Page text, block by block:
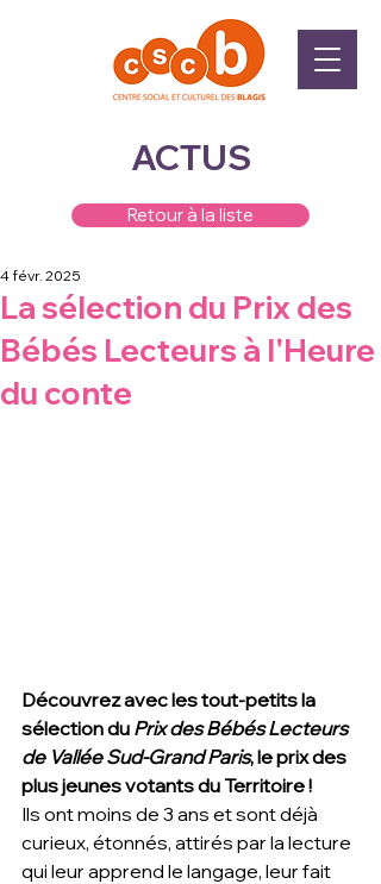
ACTUS
Retour à la liste
La sélection du Prix des
Bébés Lecteurs à l'Heure
du conte
4 févr. 2025
Découvrez avec les tout-petits la
sélection du Prix des Bébés Lecteurs
de Vallée Sud-Grand Paris, le prix des
plus jeunes votants du Territoire !
Ils ont moins de 3 ans et sont déjà
curieux, étonnés, attirés par la lecture
qui leur apprend le langage, leur fait